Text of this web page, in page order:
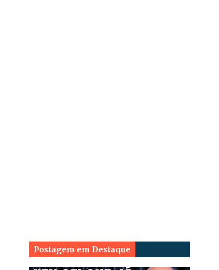
Postagem em Destaque